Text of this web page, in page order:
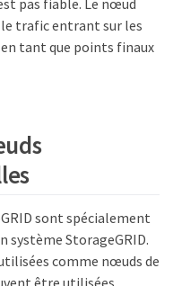
trafic entrant sur les
tant que points finaux
sont spécialement
système StorageGRID.
comme nœuds de